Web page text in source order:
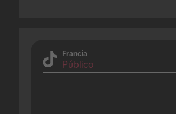
Francia
Público